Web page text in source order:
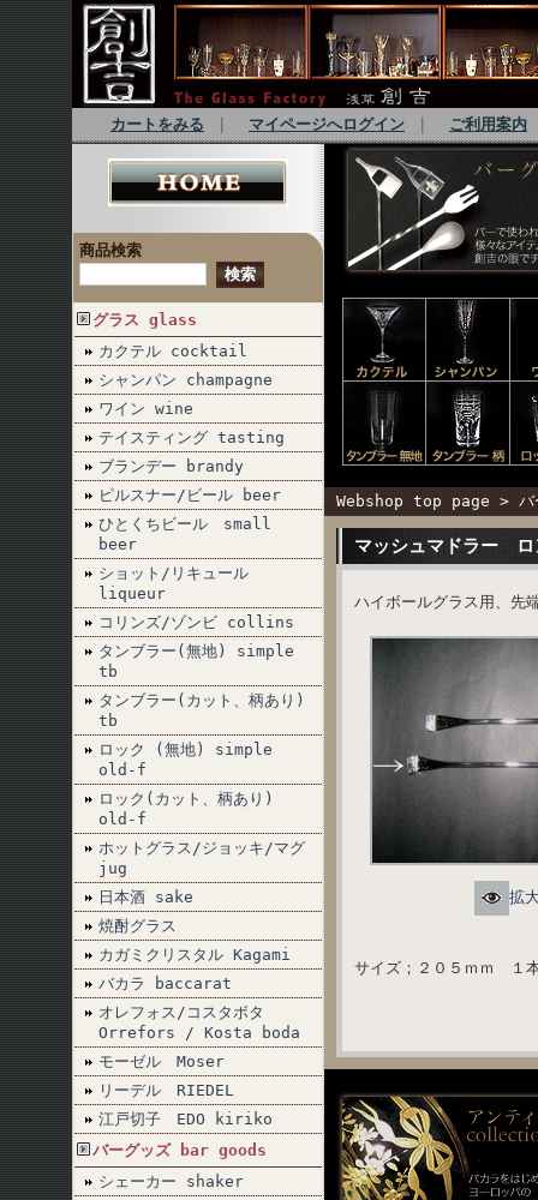
カートをみる マイページへログイン ご利用案内
商品検索
グラス glass
カクテル cocktail
シャンパン champagne
ワイン wine
テイスティング tasting
ブランデー brandy
ピルスナー/ビール beer
ひとくちビール small
beer
ショット/リキュール
liqueur
コリンズ/ゾンビ collins
タンブラー(無地) simple
tb
タンブラー(カット、柄あり)
tb
ロック (無地) simple
old-f
ロック(カット、柄あり)
old-f
ホットグラス/ジョッキ/マグ
jug
日本酒 sake
焼酎グラス
カガミクリスタル Kagami
バカラ baccarat
オレフォス/コスタボタ
Orrefors / Kosta boda
モーゼル Moser
リーデル RIEDEL
江戸切子 EDO kiriko
バーグッズ bar goods
シェーカー shaker
Webshop top page >
マッシュマドラー
ハイボールグラス用、先
拡
サイズ；２０５ｍｍ １